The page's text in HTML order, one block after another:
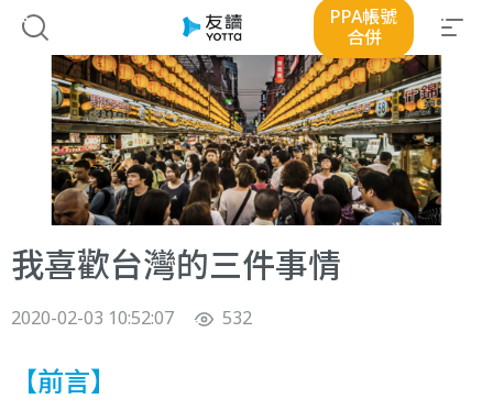
PPA帳號
合併
我喜歡台灣的三件事情
2020-02-03 10:52:07 532
【前言】